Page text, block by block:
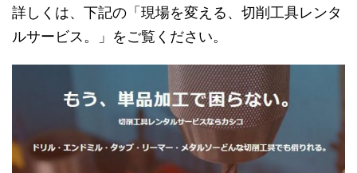
詳しくは、下記の「現場を変える、切削工具レンタ
ルサービス。」をご覧ください。